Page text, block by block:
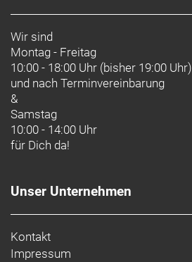
Wir sind
Montag - Freitag
10:00 - 18:00 Uhr (bisher 19:00 Uhr)
und nach Terminvereinbarung
&
Samstag
10:00 - 14:00 Uhr
für Dich da!
Unser Unternehmen
Kontakt
Impressum